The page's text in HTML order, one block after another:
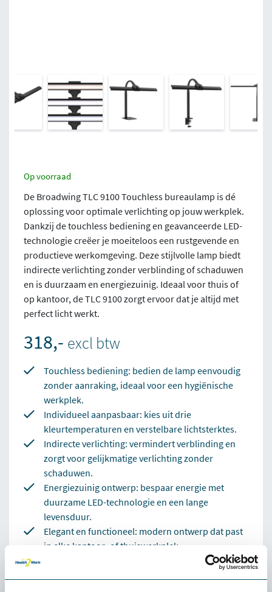
Op voorraad
De Broadwing TLC 9100 Touchless bureaulamp is dé
oplossing voor optimale verlichting op jouw werkplek.
Dankzij de touchless bediening en geavanceerde LED-
technologie creëer je moeiteloos een rustgevende en
productieve werkomgeving. Deze stijlvolle lamp biedt
indirecte verlichting zonder verblinding of schaduwen
en is duurzaam en energiezuinig. Ideaal voor thuis of
op kantoor, de TLC 9100 zorgt ervoor dat je altijd met
perfect licht werkt.
318,- excl btw
Touchless bediening: bedien de lamp eenvoudig
zonder aanraking, ideaal voor een hygiënische
werkplek.
Individueel aanpasbaar: kies uit drie
kleurtemperaturen en verstelbare lichtsterktes.
Indirecte verlichting: vermindert verblinding en
zorgt voor gelijkmatige verlichting zonder
schaduwen.
Energiezuinig ontwerp: bespaar energie met
duurzame LED-technologie en een lange
levensduur.
Elegant en functioneel: modern ontwerp dat past
in elke kantoor- of thuiswerkplek.